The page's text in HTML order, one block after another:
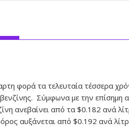
φορά τα τελευταία τέσσερα
Σύμφωνα με την
ανεβαίνει από τα $0.182 ανά
αυξάνεται από $0.192 ανά